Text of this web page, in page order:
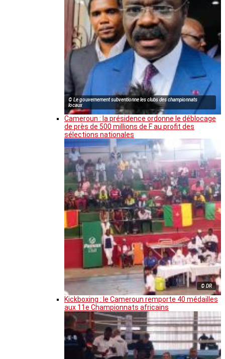
© Le gouvernement subventionne les clubs des championnats
locaux
Cameroun : la présidence ordonne le déblocage
de près de 500 millions de F au profit des
sélections nationales
© DR
Kickboxing : le Cameroun remporte 40 médailles
aux 11e Championnats africains